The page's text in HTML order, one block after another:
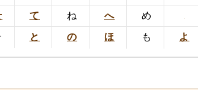
て
と
ね
の
へ
ほ
め
も よ